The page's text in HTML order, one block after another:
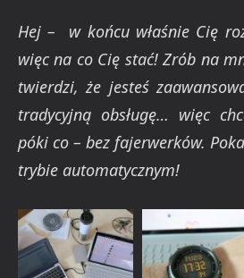
Hej – w końcu właśnie Cię
więc na co Cię stać! Zrób na
twierdzi, że jesteś
tradycyjną obsługę… więc
póki co – bez fajerwerków.
trybie automatycznym!